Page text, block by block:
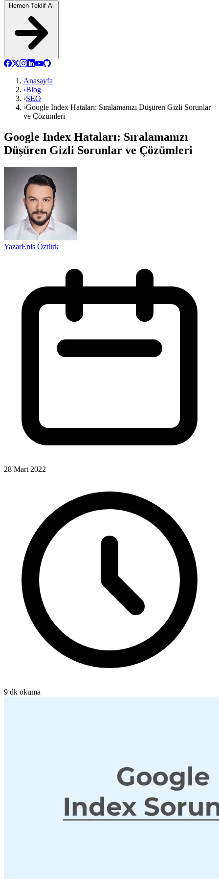
Anasayfa
›Blog
›SEO
›Google Index Hataları: Sıralamanızı Düşüren Gizli Sorunlar
ve Çözümleri
Google Index Hataları: Sıralamanızı
Düşüren Gizli Sorunlar ve Çözümleri
YazarEnis Öztürk
28 Mart 2022
9 dk okuma